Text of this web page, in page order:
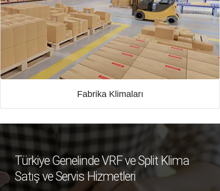
Fabrika Klimaları
Türkiye Genelinde VRF ve Split Klima
Satış ve Servis Hizmetleri